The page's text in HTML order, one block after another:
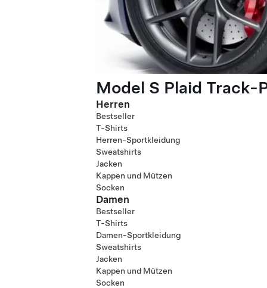
Model S Plaid Track-
Herren
Bestseller
T-Shirts
Herren-Sportkleidung
Sweatshirts
Jacken
Kappen und Mützen
Socken
Damen
Bestseller
T-Shirts
Damen-Sportkleidung
Sweatshirts
Jacken
Kappen und Mützen
Socken